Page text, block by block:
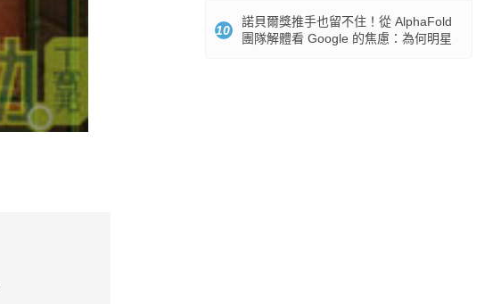
10
諾貝爾獎推手也留不住！從 AlphaFold
團隊解體看 Google 的焦慮：為何明星